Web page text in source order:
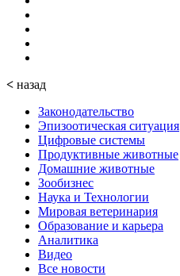
< назад
Законодательство
Эпизоотическая ситуация
Цифровые системы
Продуктивные животные
Домашние животные
Зообизнес
Наука и Технологии
Мировая ветеринария
Образование и карьера
Аналитика
Видео
Все новости